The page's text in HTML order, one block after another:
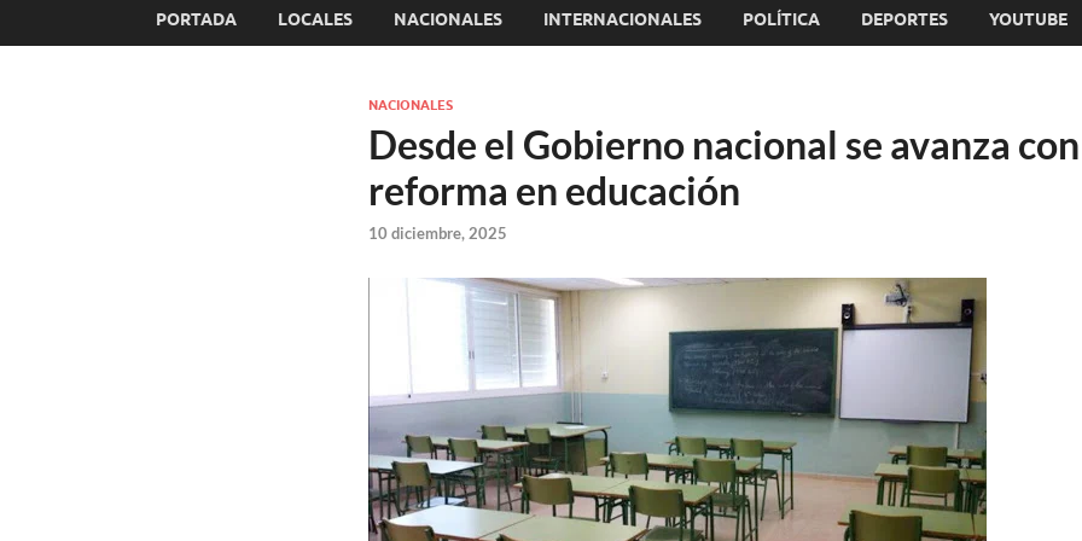
PORTADA LOCALES NACIONALES INTERNACIONALES POLÍTICA DEPORTES YOUTUBE
NACIONALES
Desde el Gobierno nacional se avanza
reforma en educación
10 diciembre, 2025